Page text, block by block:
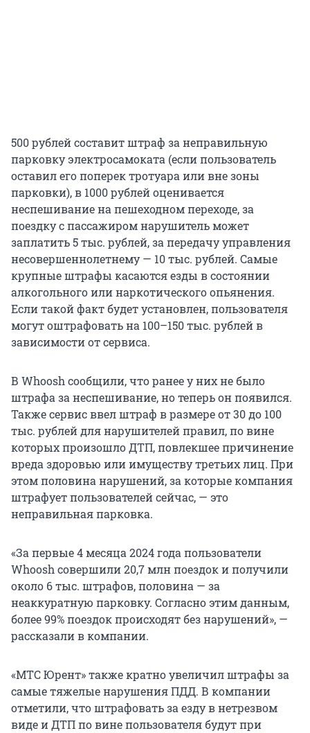
500 рублей составит штраф за неправильную
парковку электросамоката (если пользователь
оставил его поперек тротуара или вне зоны
парковки), в 1000 рублей оценивается
неспешивание на пешеходном переходе, за
поездку с пассажиром нарушитель может
заплатить 5 тыс. рублей, за передачу управления
несовершеннолетнему — 10 тыс. рублей. Самые
крупные штрафы касаются езды в состоянии
алкогольного или наркотического опьянения.
Если такой факт будет установлен, пользователя
могут оштрафовать на 100–150 тыс. рублей в
зависимости от сервиса.
В Whoosh сообщили, что ранее у них не было
штрафа за неспешивание, но теперь он появился.
Также сервис ввел штраф в размере от 30 до 100
тыс. рублей для нарушителей правил, по вине
которых произошло ДТП, повлекшее причинение
вреда здоровью или имуществу третьих лиц. При
этом половина нарушений, за которые компания
штрафует пользователей сейчас, — это
неправильная парковка.
«За первые 4 месяца 2024 года пользователи
Whoosh совершили 20,7 млн поездок и получили
около 6 тыс. штрафов, половина — за
неаккуратную парковку. Согласно этим данным,
более 99% поездок происходят без нарушений», —
рассказали в компании.
«МТС Юрент» также кратно увеличил штрафы за
самые тяжелые нарушения ПДД. В компании
отметили, что штрафовать за езду в нетрезвом
виде и ДТП по вине пользователя будут при